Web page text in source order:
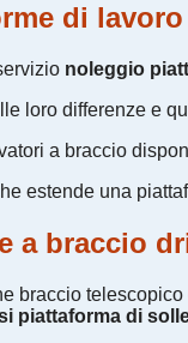
di
noleggio
loro differenze e
a braccio
estende una
a braccio
braccio
piattaforma di